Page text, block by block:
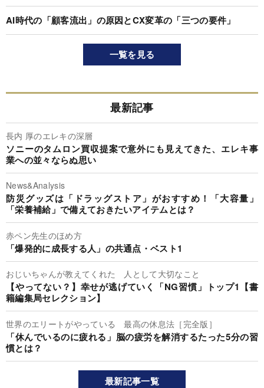
AI時代の「顧客流出」の原因とCX変革の「三つの要件」
一覧を見る
最新記事
長内 厚のエレキの深層
ソニーのタムロン買収提案で意外にも見えてきた、エレキ事
業への並々ならぬ思い
News&Analysis
防災グッズは「ドラッグストア」がおすすめ！「大容量」
「栄養補給」で備えておきたいアイテムとは？
赤ペン先生のほめ方
「爆発的に成長する人」の共通点・ベスト1
おじいちゃんが教えてくれた 人として大切なこと
【やってない？】幸せが逃げていく「NG習慣」トップ1【書
籍編集局セレクション】
世界のエリートがやっている 最高の休息法［完全版］
「休んでいるのに疲れる」脳の疲労を解消するたった5分の習
慣とは？
最新記事一覧